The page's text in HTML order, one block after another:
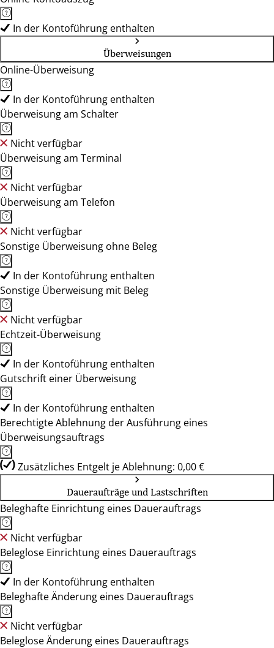
In der Kontoführung enthalten
Überweisungen
Online-Überweisung
In der Kontoführung enthalten
Überweisung am Schalter
Nicht verfügbar
Überweisung am Terminal
Nicht verfügbar
Überweisung am Telefon
Nicht verfügbar
Sonstige Überweisung ohne Beleg
In der Kontoführung enthalten
Sonstige Überweisung mit Beleg
Nicht verfügbar
Echtzeit-Überweisung
In der Kontoführung enthalten
Gutschrift einer Überweisung
In der Kontoführung enthalten
Berechtigte Ablehnung der Ausführung eines
Überweisungsauftrags
Zusätzliches Entgelt je Ablehnung: 0,00 €
Daueraufträge und Lastschriften
Beleghafte Einrichtung eines Dauerauftrags
Nicht verfügbar
Beleglose Einrichtung eines Dauerauftrags
In der Kontoführung enthalten
Beleghafte Änderung eines Dauerauftrags
Nicht verfügbar
Beleglose Änderung eines Dauerauftrags